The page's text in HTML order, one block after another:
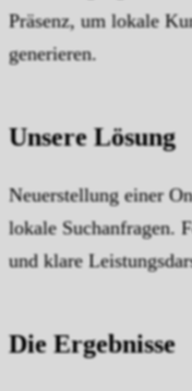
Präsenz, um lokale
generieren.
Unsere Lösung
Neuerstellung einer
lokale Suchanfragen.
und klare
Die Ergebnisse